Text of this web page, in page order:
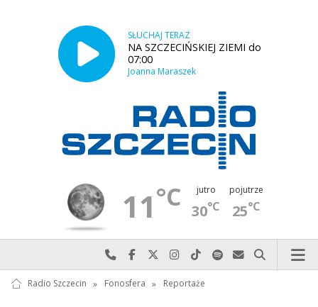
SŁUCHAJ TERAZ
NA SZCZECIŃSKIEJ ZIEMI do
07:00
Joanna Maraszek
11°C jutro
30°C
pojutrze
25°C
Najlepiej po prostu do nas zadzwoń
Odwiedź nas na Facebook-u
Odwiedź nas na X
Odwiedź nas na Instagram-ie
Odwiedź nas na TikTok-u
Szukaj nas na Spotify
Wyślij do nas
Szukaj
Radio Szczecin » Fonosfera » Reportaże